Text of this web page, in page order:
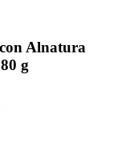
Alnatura
g